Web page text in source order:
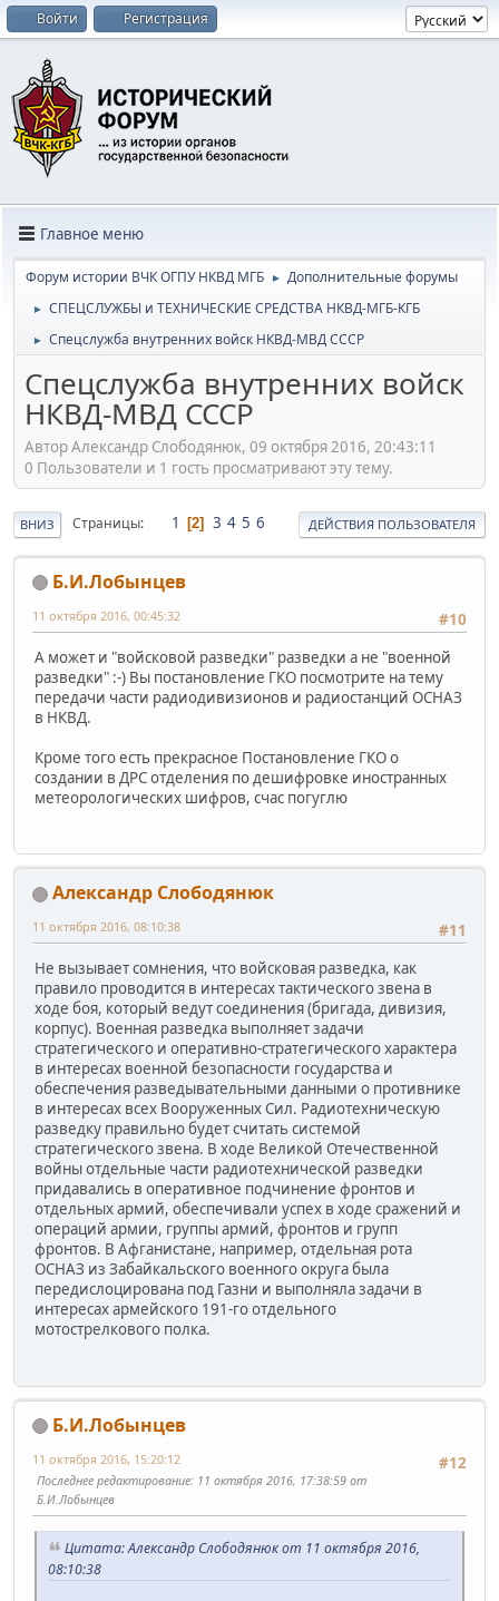
Войти Регистрация
Главное меню
Форум истории ВЧК ОГПУ НКВД МГБ ► Дополнительные форумы
► СПЕЦСЛУЖБЫ и ТЕХНИЧЕСКИЕ СРЕДСТВА НКВД-МГБ-КГБ
► Спецслужба внутренних войск НКВД-МВД СССР
Спецслужба внутренних войск
НКВД-МВД СССР
Автор Александр Слободянюк, 09 октября 2016, 20:43:11
0 Пользователи и 1 гость просматривают эту тему.
ВНИЗ Страницы 1 2 3 4 5 6 ДЕЙСТВИЯ ПОЛЬЗОВАТЕЛЯ
Б.И.Лобынцев
#10
11 октября 2016, 00:45:32
А может и "войсковой разведки" разведки а не "военной
разведки" :-) Вы постановление ГКО посмотрите на тему
передачи части радиодивизионов и радиостанций ОСНАЗ
в НКВД.
Кроме того есть прекрасное Постановление ГКО о
создании в ДРС отделения по дешифровке иностранных
метеорологических шифров, счас погуглю
Александр Слободянюк
#11
11 октября 2016, 08:10:38
Не вызывает сомнения, что войсковая разведка, как
правило проводится в интересах тактического звена в
ходе боя, который ведут соединения (бригада, дивизия,
корпус). Военная разведка выполняет задачи
стратегического и оперативно-стратегического характера
в интересах военной безопасности государства и
обеспечения разведывательными данными о противнике
в интересах всех Вооруженных Сил. Радиотехническую
разведку правильно будет считать системой
стратегического звена. В ходе Великой Отечественной
войны отдельные части радиотехнической разведки
придавались в оперативное подчинение фронтов и
отдельных армий, обеспечивали успех в ходе сражений и
операций армии, группы армий, фронтов и групп
фронтов. В Афганистане, например, отдельная рота
ОСНАЗ из Забайкальского военного округа была
передислоцирована под Газни и выполняла задачи в
интересах армейского 191-го отдельного
мотострелкового полка.
Б.И.Лобынцев
#12
11 октября 2016, 15:20:12
Последнее редактирование: 11 октября 2016, 17:38:59 от
Б.И.Лобынцев
Цитата: Александр Слободянюк от 11 октября 2016,
08:10:38